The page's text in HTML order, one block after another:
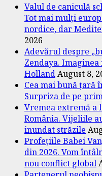
Valul de caniculă
Tot mai mulți
nordice, dar
2026
Adevărul despre
Zendaya.
HollandAugust 8,
Cea mai bună țară
Surpriza de pe
Vremea extremă a
România. Vijeliile
inundat străzile
Profețiile Babei
din 2026. Vom
nou conflict global